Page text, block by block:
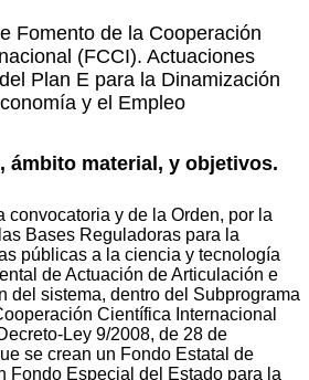
Fomento de la Cooperación
(FCCI). Actuaciones
Plan E para la Dinamización
y el Empleo
ámbito material, y objetivos.
convocatoria y de la Orden, por la
Bases Reguladoras para la
públicas a la ciencia y tecnología
de Actuación de Articulación e
del sistema, dentro del Subprograma
Científica Internacional
Ley 9/2008, de 28 de
se crean un Fondo Estatal de
Fondo Especial del Estado para la